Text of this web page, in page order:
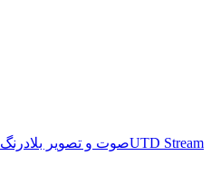
UTD Streamصوت و تصویر بلادرنگ